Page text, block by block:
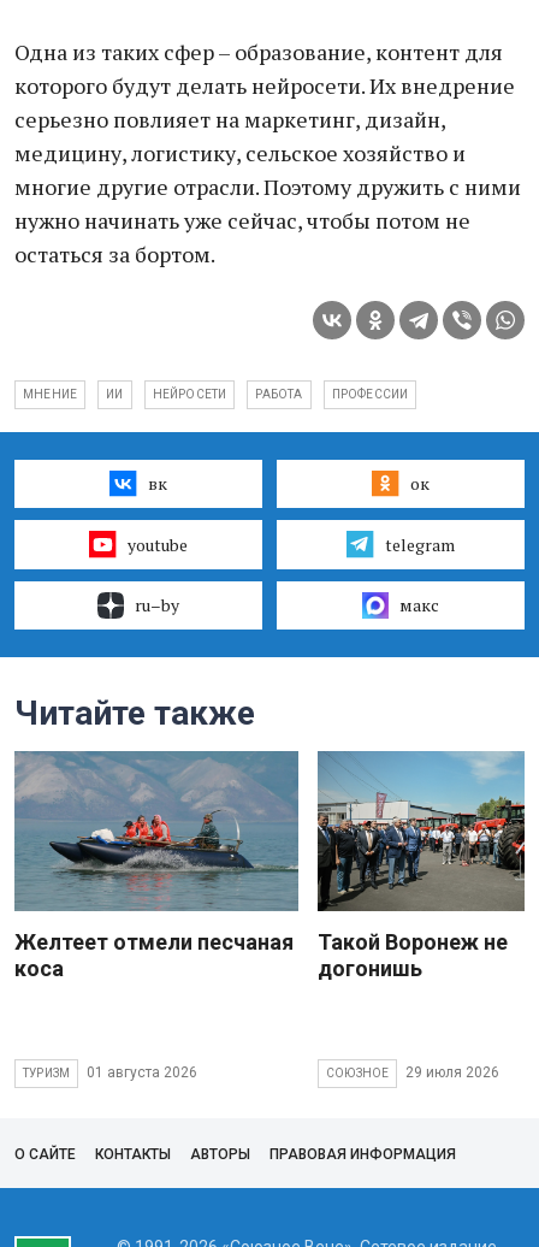
Одна из таких сфер – образование, контент для
которого будут делать нейросети. Их внедрение
серьезно повлияет на маркетинг, дизайн,
медицину, логистику, сельское хозяйство и
многие другие отрасли. Поэтому дружить с ними
нужно начинать уже сейчас, чтобы потом не
остаться за бортом.
МНЕНИЕ ИИ НЕЙРОСЕТИ РАБОТА ПРОФЕССИИ
вк ок
youtube telegram
ru–by макс
Читайте также
Желтеет отмели песчаная
коса
ТУРИЗМ 01 августа 2026
Такой Воронеж не
догонишь
СОЮЗНОЕ 29 июля 2026
О САЙТЕ КОНТАКТЫ АВТОРЫ ПРАВОВАЯ ИНФОРМАЦИЯ